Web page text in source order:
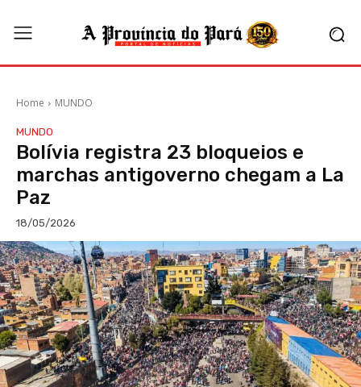
Home MUNDO
MUNDO
Bolívia registra 23 bloqueios e
marchas antigoverno chegam a La
Paz
18/05/2026